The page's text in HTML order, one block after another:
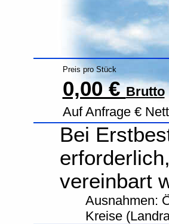
Preis pro Stück
0,00 €Brutto
Auf Anfrage €
Bei
vereinbart
Ausnahmen:
Kreise